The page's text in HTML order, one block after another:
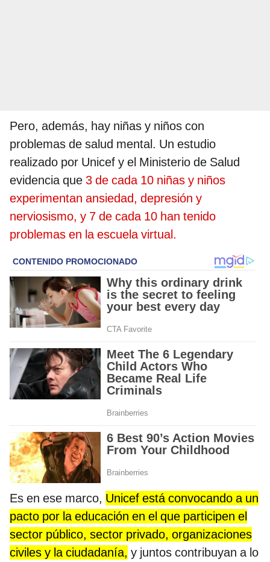
Pero, además, hay niñas y niños con
problemas de salud mental. Un estudio
realizado por Unicef y el Ministerio de Salud
evidencia que 3 de cada 10 niñas y niños
experimentan ansiedad, depresión y
nerviosismo, y 7 de cada 10 han tenido
problemas en la escuela virtual.
Es en ese marco, Unicef está convocando a un
pacto por la educación en el que participen el
sector público, sector privado, organizaciones
civiles y la ciudadanía, y juntos contribuyan a lo